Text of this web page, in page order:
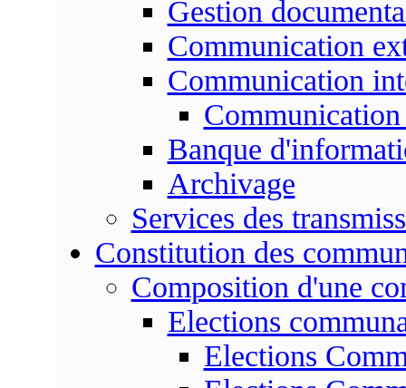
Gestion
Communication
Communication
Communication
Banque
Archivage
Services des
Constitution des
Composition d'une
Elections
Elections